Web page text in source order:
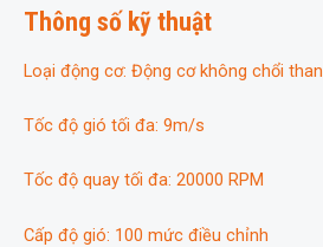
Thông số kỹ thuật
Loại động cơ: Động cơ không chổi than
Tốc độ gió tối đa: 9m/s
Tốc độ quay tối đa: 20000 RPM
Cấp độ gió: 100 mức điều chỉnh